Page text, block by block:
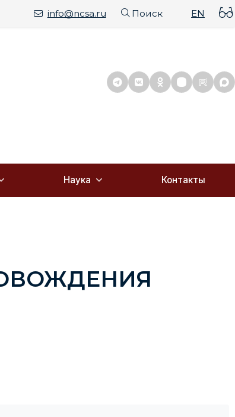
info@ncsa.ru Поиск EN
Наука Контакты